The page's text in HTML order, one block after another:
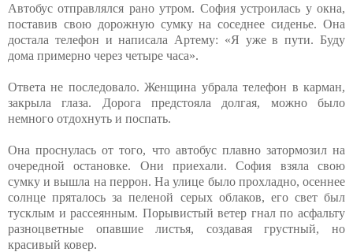
Автобус отправлялся рано утром. София устроилась у окна,
поставив свою дорожную сумку на соседнее сиденье. Она
достала телефон и написала Артему: «Я уже в пути. Буду
дома примерно через четыре часа».
Ответа не последовало. Женщина убрала телефон в карман,
закрыла глаза. Дорога предстояла долгая, можно было
немного отдохнуть и поспать.
Она проснулась от того, что автобус плавно затормозил на
очередной остановке. Они приехали. София взяла свою
сумку и вышла на перрон. На улице было прохладно, осеннее
солнце пряталось за пеленой серых облаков, его свет был
тусклым и рассеянным. Порывистый ветер гнал по асфальту
разноцветные опавшие листья, создавая грустный, но
красивый ковер.